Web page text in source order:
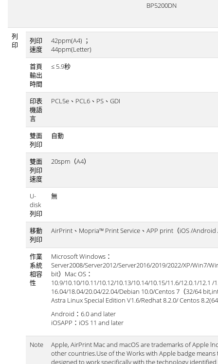
BP5200DN
列
印
列印
速度
42ppm(A4) ；
44ppm(Letter)
首頁
輸出
時間
≤ 5.9秒
印表
機語
言
PCL5e、PCL6、PS、GDI
雙面
列印
自動
雙面
列印
速度
20spm（A4）
U-
disk
列印
無
移動
列印
AirPrint、Mopria™ Print Service、APP print（iOS /Android
作業
系統
相容
性
Microsoft Windows：
Server2008/Server2012/Server2016/2019/2022/XP/Win7/
bit）Mac OS：
10.9/10.10/10.11/10.12/10.13/10.14/10.15/11.6/12.0.1/12.1
16.04/18.04/20.04/22.04/Debian 10.0/Centos 7（32/64
Astra Linux Special Edition V1.6/Redhat 8.2.0/ Centos
Android：6.0 and later
iOSAPP：iOS 11 and later
Note
Apple, AirPrint Mac and macOS are trademarks of Apple
other countries.Use of the Works with Apple badge means
designed to work specifically with the technology